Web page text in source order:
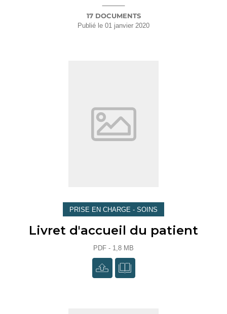
17 DOCUMENTS
Publié le 01 janvier 2020
PRISE EN CHARGE - SOINS
Livret d'accueil du patient
PDF - 1,8 MB